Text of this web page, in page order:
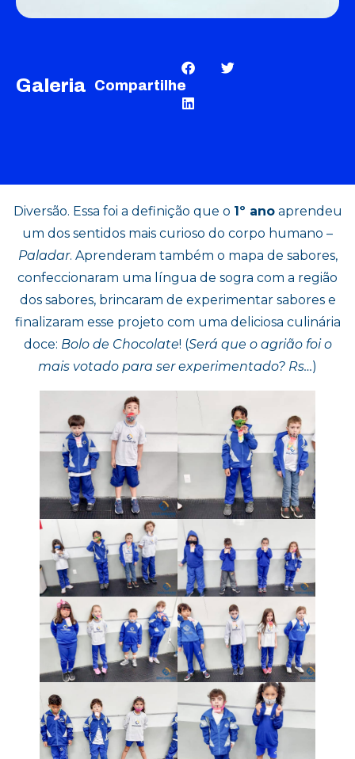
Galeria Compartilhe
Diversão. Essa foi a definição que o 1º anoaprendeu
um dos sentidos mais curioso do corpo humano –
Paladar. Aprenderam também o mapa de sabores,
confeccionaram uma língua de sogra com a região
dos sabores, brincaram de experimentar sabores e
finalizaram esse projeto com uma deliciosa culinária
doce: Bolo de Chocolate! (Será que o agrião foi o
mais votado para ser experimentado? Rs…)